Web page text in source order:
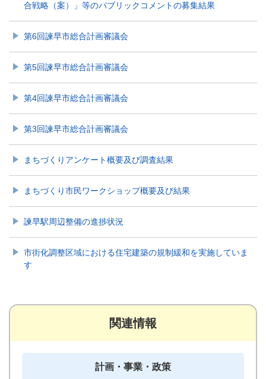
合戦略（案）」等のパブリックコメントの募集結果
第6回諫早市総合計画審議会
第5回諫早市総合計画審議会
第4回諫早市総合計画審議会
第3回諫早市総合計画審議会
まちづくりアンケート概要及び調査結果
まちづくり市民ワークショップ概要及び結果
諫早駅周辺整備の進捗状況
市街化調整区域における住宅建築の規制緩和を実施していま
す
関連情報
計画・事業・政策